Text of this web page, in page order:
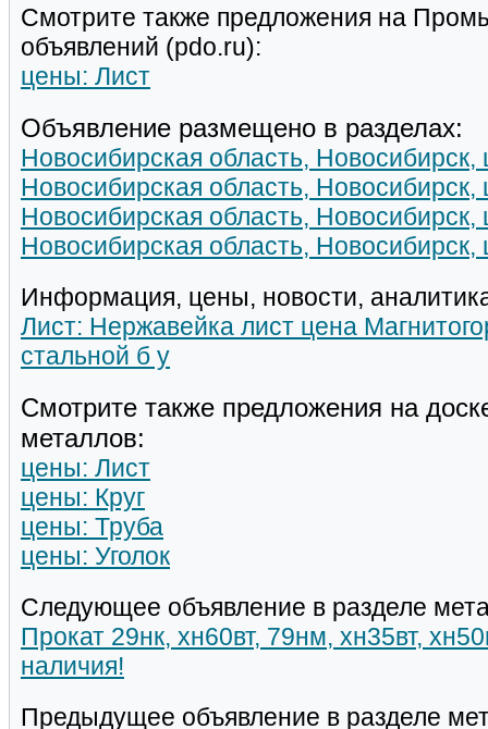
Смотрите также предложения на
объявлений (pdo.ru):
цены: Лист
Объявление размещено в разделах:
Новосибирская область,
Новосибирская область, Новосибирск,
Новосибирская область, Новосибирск,
Новосибирская область, Новосибирск,
Информация, цены, новости,
Лист: Нержавейка лист цена
стальной б у
Смотрите также предложения на
металлов:
цены: Лист
цены: Круг
цены: Труба
цены: Уголок
Следующее объявление в разделе
Прокат 29нк, хн60вт, 79нм, хн35вт,
наличия!
Предыдущее объявление в разделе